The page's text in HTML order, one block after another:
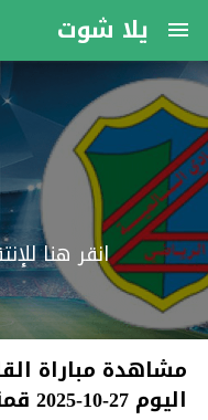
يلا شوت
انقر هنا
مشاهدة مباراة
اليوم 27-10-2025 قمة استاد ثامر